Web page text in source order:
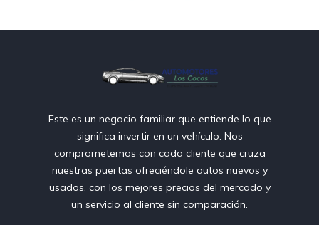
Este es un negocio familiar que entiende lo que
significa invertir en un vehículo. Nos
comprometemos con cada cliente que cruza
nuestras puertas ofreciéndole autos nuevos y
usados, con los mejores precios del mercado y
un servicio al cliente sin comparación.